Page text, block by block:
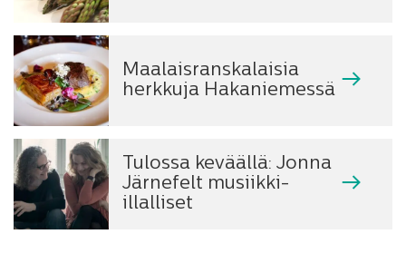
Maalaisranskalaisia
herkkuja Hakaniemessä
Tulossa keväällä: Jonna
Järnefelt musiikki-
illalliset